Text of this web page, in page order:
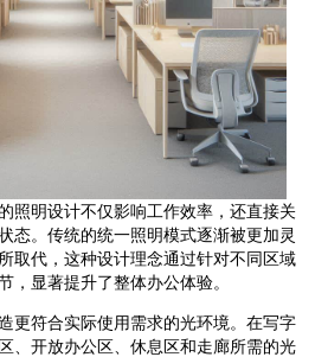
照明设计不仅影响工作效率，还直接关
态。传统的统一照明模式逐渐被更加灵
取代，这种设计理念通过针对不同区域
，显著提升了整体办公体验。
更符合实际使用需求的光环境。在写字
、开放办公区、休息区和走廊所需的光